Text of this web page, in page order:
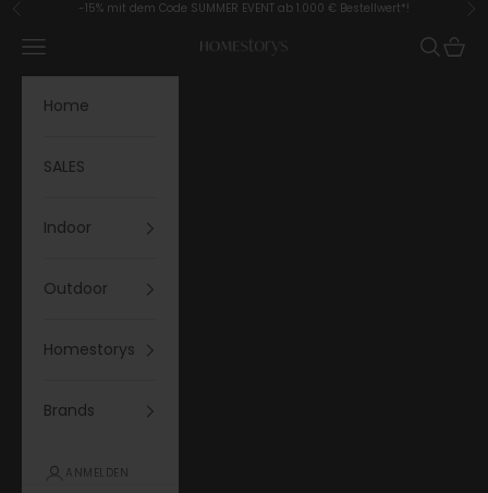
Zum Inhalt springen
Zurück -15% mit dem Code SUMMER EVENT ab 1.000 € Bestellwert*! Vor
Homestorys
Menü Suchen
Home
SALES
Indoor
Outdoor
Homestorys
Brands
ANMELDEN